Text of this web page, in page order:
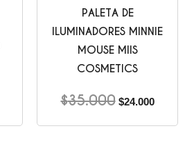
PALETA DE
ILUMINADORES MINNIE
MOUSE MIIS
COSMETICS
$35.000 $24.000